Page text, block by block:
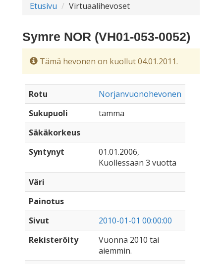
Etusivu Virtuaalihevoset
Symre NOR (VH01-053-0052)
Tämä hevonen on kuollut 04.01.2011.
Rotu
Norjanvuonohevonen
Sukupuoli
tamma
Säkäkorkeus
Syntynyt
01.01.2006,
Kuollessaan 3 vuotta
Väri
Painotus
Sivut
2010-01-01 00:00:00
Rekisteröity
Vuonna 2010 tai
aiemmin.